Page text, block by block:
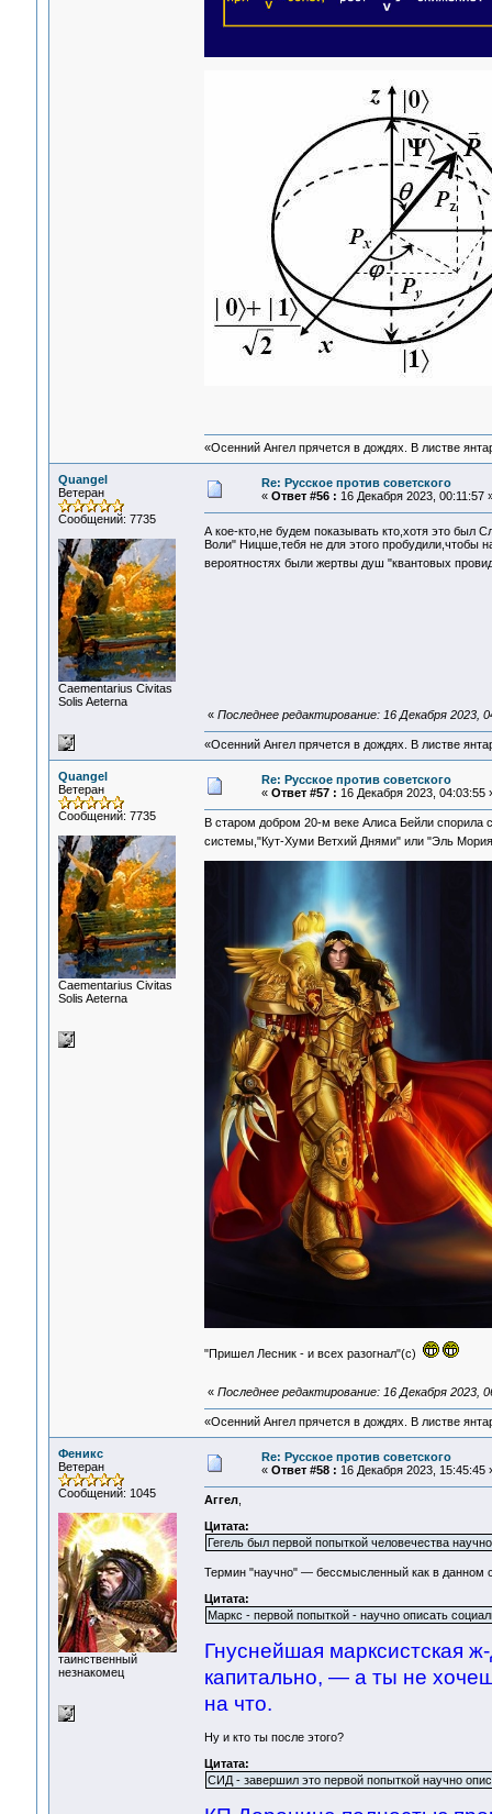
«Осенний Ангел прячется в дождях. В листве
Quangel
Ветеран
Сообщений: 7735
Сaementarius Civitas
Solis Aeterna
Re: Русское против советского
« Ответ #56 : 16 Декабря 2023, 00:11:57
А кое-кто,не будем показывать кто,хотя это был
Воли" Ницше,тебя не для этого пробудили,чтобы
вероятностях были жертвы душ "квантовых
« Последнее редактирование: 16 Декабря 2023,
«Осенний Ангел прячется в дождях. В листве
Quangel
Ветеран
Сообщений: 7735
Сaementarius Civitas
Solis Aeterna
Re: Русское против советского
« Ответ #57 : 16 Декабря 2023, 04:03:55
В старом добром 20-м веке Алиса Бейли
системы,"Кут-Хуми Ветхий Днями" или "Эль
"Пришел Лесник - и всех разогнал"(с)
« Последнее редактирование: 16 Декабря 2023,
«Осенний Ангел прячется в дождях. В листве
Феникс
Ветеран
Сообщений: 1045
таинственный
незнакомец
Re: Русское против советского
« Ответ #58 : 16 Декабря 2023, 15:45:45
Аггел,
Цитата:
Гегель был первой попыткой человечества
Термин "научно" — бессмысленный как в данном
Цитата:
Маркс - первой попыткой - научно описать
Гнуснейшая марксистская
капитально, — а ты не
на что.
Ну и кто ты после этого?
Цитата:
СИД - завершил это первой попыткой научно